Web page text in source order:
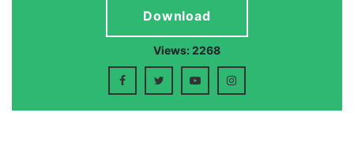
Download
Views: 2268